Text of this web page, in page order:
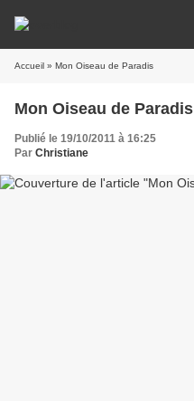
Accueil » Mon Oiseau de Paradis
Mon Oiseau de Paradis
Publié le 19/10/2011 à 16:25
Par Christiane